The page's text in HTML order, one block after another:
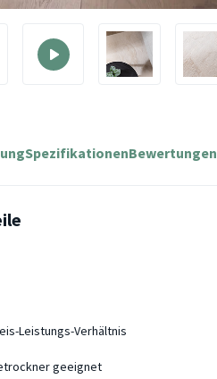
SpezifikationenBewertungen
Leistungs-Verhältnis
geeignet